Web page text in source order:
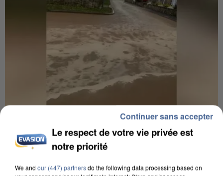
UNE TOURISTE DE L’OISE EMPORTÉE PAR UNE
COULÉE DE BOUE EN HAUTE-SAVOIE
Le respect de votre vie privée est
notre priorité
We and our (447) partnersdo the following data processing based on
Continuer sans accepter